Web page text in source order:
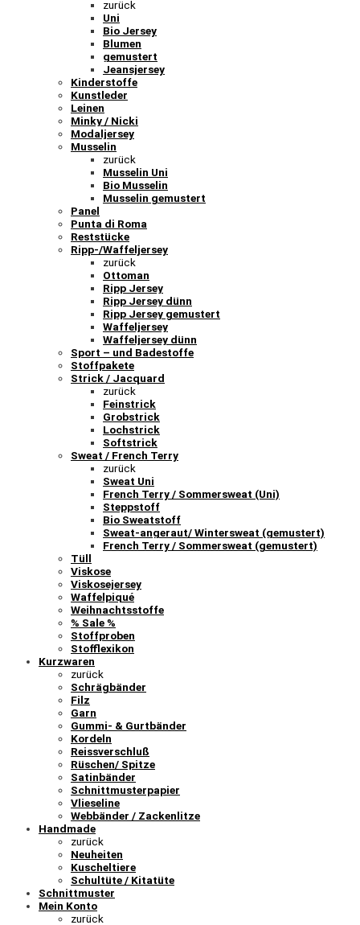
zurück
Uni
Bio Jersey
Blumen
gemustert
Jeansjersey
Kinderstoffe
Kunstleder
Leinen
Minky / Nicki
Modaljersey
Musselin
zurück
Musselin Uni
Bio Musselin
Musselin gemustert
Panel
Punta di Roma
Reststücke
Ripp-/Waffeljersey
zurück
Ottoman
Ripp Jersey
Ripp Jersey dünn
Ripp Jersey gemustert
Waffeljersey
Waffeljersey dünn
Sport – und Badestoffe
Stoffpakete
Strick / Jacquard
zurück
Feinstrick
Grobstrick
Lochstrick
Softstrick
Sweat / French Terry
zurück
Sweat Uni
French Terry / Sommersweat (Uni)
Steppstoff
Bio Sweatstoff
Sweat-angeraut/ Wintersweat (gemustert)
French Terry / Sommersweat (gemustert)
Tüll
Viskose
Viskosejersey
Waffelpiqué
Weihnachtsstoffe
% Sale %
Stoffproben
Stofflexikon
Kurzwaren
zurück
Schrägbänder
Filz
Garn
Gummi- & Gurtbänder
Kordeln
Reissverschluß
Rüschen/ Spitze
Satinbänder
Schnittmusterpapier
Vlieseline
Webbänder / Zackenlitze
Handmade
zurück
Neuheiten
Kuscheltiere
Schultüte / Kitatüte
Schnittmuster
Mein Konto
zurück